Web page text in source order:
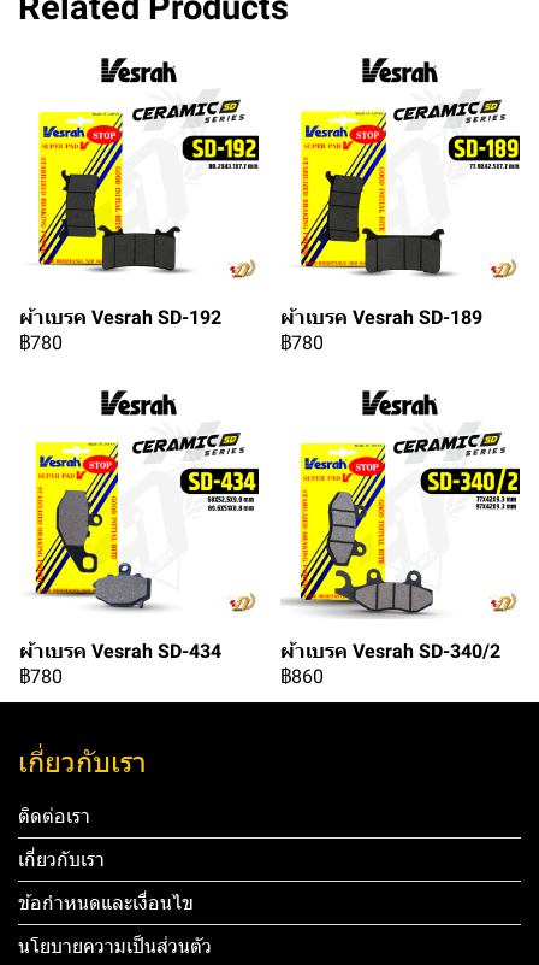
ผ้าเบรค Vesrah SD-192
฿780
ผ้าเบรค Vesrah SD-189
฿780
ผ้าเบรค Vesrah SD-434
฿780
ผ้าเบรค Vesrah SD-340/2
฿860
เกี่ยวกับเรา
ติดต่อเรา
เกี่ยวกับเรา
ข้อกำหนดและเงื่อนไข
นโยบายความเป็นส่วนตัว